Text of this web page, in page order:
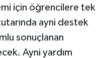
için öğrencilere tek
ayni destek
sonuçlanan
Ayni yardım